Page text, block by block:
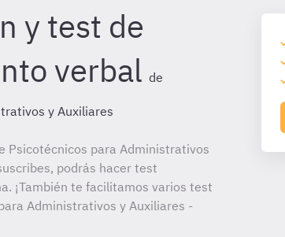
y test de
verbal de
y Auxiliares
Psicotécnicos para Administrativos
podrás hacer test
¡También te facilitamos varios test
Administrativos y Auxiliares -